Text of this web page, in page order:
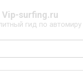
Vip-surfing.ru
гид по автомиру